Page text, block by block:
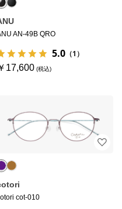
AN-49B QRO
5.0 （1）
17,600
cot-010